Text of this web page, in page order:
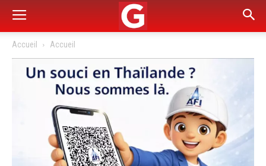
Accueil Accueil